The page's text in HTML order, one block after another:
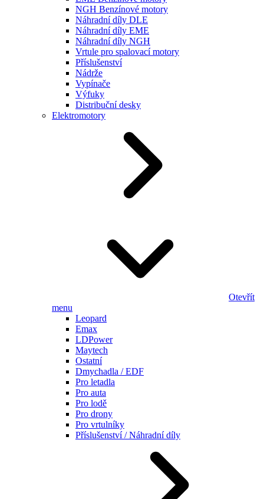
NGH Benzínové motory
Náhradní díly DLE
Náhradní díly EME
Náhradní díly NGH
Vrtule pro spalovací motory
Příslušenství
Nádrže
Vypínače
Výfuky
Distribuční desky
Elektromotory
Otevřít
menu
Leopard
Emax
LDPower
Maytech
Ostatní
Dmychadla / EDF
Pro letadla
Pro auta
Pro lodě
Pro drony
Pro vrtulníky
Příslušenství / Náhradní díly